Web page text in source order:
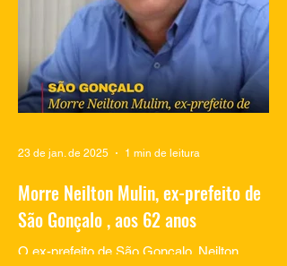
Morre Neilton Mulin, ex-prefeito de
São Gonçalo , aos 62 anos
O ex-prefeito de São Gonçalo, Neilton
23 de jan. de 2025 1 min de leitura